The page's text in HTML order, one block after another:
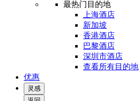
最热门目的地
上海酒店
新加坡
香港酒店
巴黎酒店
深圳市酒店
查看所有目的地
优惠
灵感